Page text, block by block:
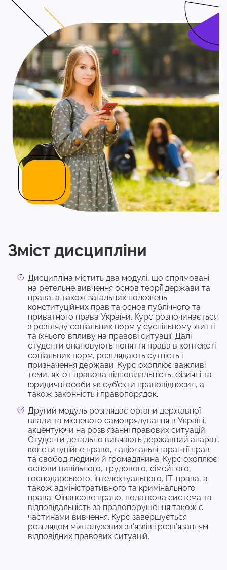
Зміст дисципліни
Дисципліна містить два модулі, що спрямовані
на ретельне вивчення основ теорії держави та
права, а також загальних положень
конституційних прав та основ публічного та
приватного права України. Курс розпочинається
з розгляду соціальних норм у суспільному житті
та їхнього впливу на правові ситуації. Далі
студенти опановують поняття права в контексті
соціальних норм, розглядають сутність і
призначення держави. Курс охоплює важливі
теми, як-от правова відповідальність, фізичні та
юридичні особи як суб’єкти правовідносин, а
також законність і правопорядок.
Другий модуль розглядає органи державної
влади та місцевого самоврядування в Україні,
акцентуючи на розв’язанні правових ситуацій.
Студенти детально вивчають державний апарат,
конституційне право, національні гарантії прав
та свобод людини й громадянина. Курс охоплює
основи цивільного, трудового, сімейного,
господарського, інтелектуального, IT-права, а
також адміністративного та кримінального
права. Фінансове право, податкова система та
відповідальність за правопорушення також є
частинами вивчення. Курс завершується
розглядом міжгалузевих зв’язків і розв’язанням
відповідних правових ситуацій.